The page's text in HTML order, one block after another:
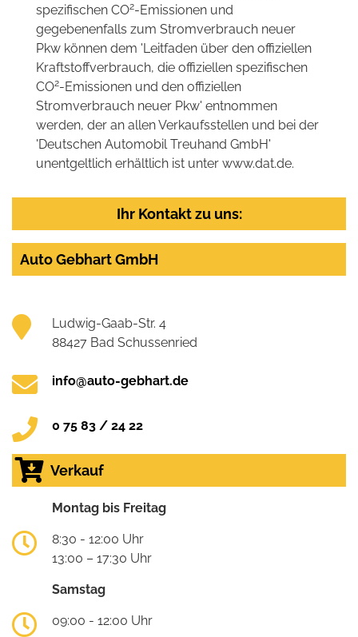
spezifischen CO2-Emissionen und
gegebenenfalls zum Stromverbrauch neuer
Pkw können dem 'Leitfaden über den offiziellen
Kraftstoffverbrauch, die offiziellen spezifischen
CO2-Emissionen und den offiziellen
Stromverbrauch neuer Pkw' entnommen
werden, der an allen Verkaufsstellen und bei der
'Deutschen Automobil Treuhand GmbH'
unentgeltlich erhältlich ist unter www.dat.de.
Ihr Kontakt zu uns:
Auto Gebhart GmbH
Ludwig-Gaab-Str. 4
88427 Bad Schussenried
info@auto-gebhart.de
0 75 83 / 24 22
Verkauf
Montag bis Freitag
8:30 - 12:00 Uhr
13:00 – 17:30 Uhr
Samstag
09:00 - 12:00 Uhr